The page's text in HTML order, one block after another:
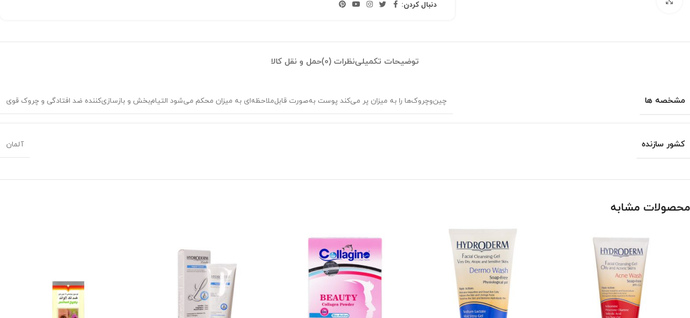
دنبال کردن:
توضیحات تکمیلینظرات (0) حمل و نقل کالا
مشخصه ها چین‌وچروک‌ها را به میزان پر می‌کند پوست به‌صورت قابل‌ملاحظه‌ای به میزان محکم می‌شود التیام‌بخش و بازسازی‌کننده ضد افتادگی و چروک قوی
کشور سازنده آلمان
محصولات مشابه